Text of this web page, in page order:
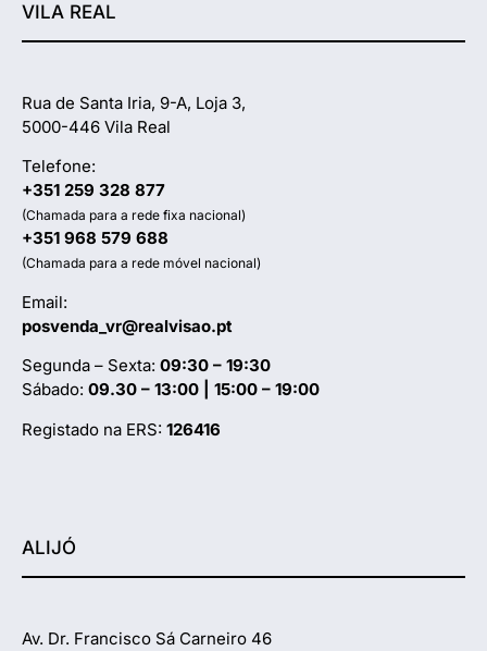
VILA REAL
Rua de Santa Iria, 9-A, Loja 3,
5000-446 Vila Real
Telefone:
+351 259 328 877
(Chamada para a rede fixa nacional)
+351 968 579 688
(Chamada para a rede móvel nacional)
Email:
posvenda_vr@realvisao.pt
Segunda – Sexta: 09:30 – 19:30
Sábado: 09.30 – 13:00 | 15:00 – 19:00
Registado na ERS: 126416
ALIJÓ
Av. Dr. Francisco Sá Carneiro 46